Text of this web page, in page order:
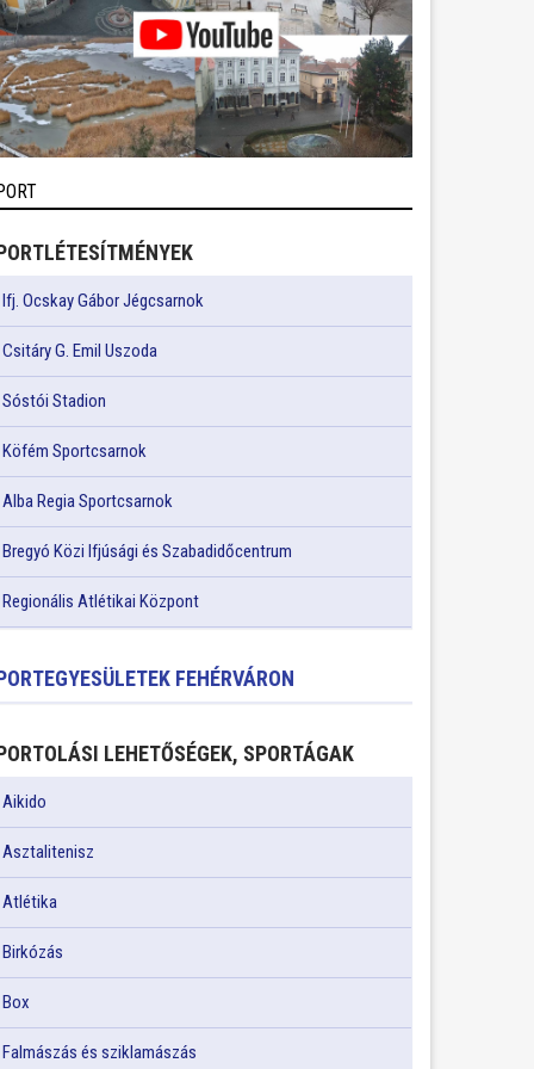
Ifj. Ocskay Gábor Jégcsarnok
Csitáry G. Emil Uszoda
Sóstói Stadion
Köfém Sportcsarnok
Alba Regia Sportcsarnok
Bregyó Közi Ifjúsági és Szabadidőcentrum
Regionális Atlétikai Központ
FEHÉRVÁRON
LEHETŐSÉGEK, SPORTÁGAK
Aikido
Asztalitenisz
Atlétika
Birkózás
Box
Falmászás és sziklamászás